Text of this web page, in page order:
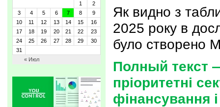
« Июл
1
2
3
4 5 6 7 8
9
10
11 12 13 14 15
16
17
18 19 20 21 22
23
24
25 26 27 28 29
30
31
Як видно з
2025 року в
було створено
Полный текст
пріоритетні
фінансування